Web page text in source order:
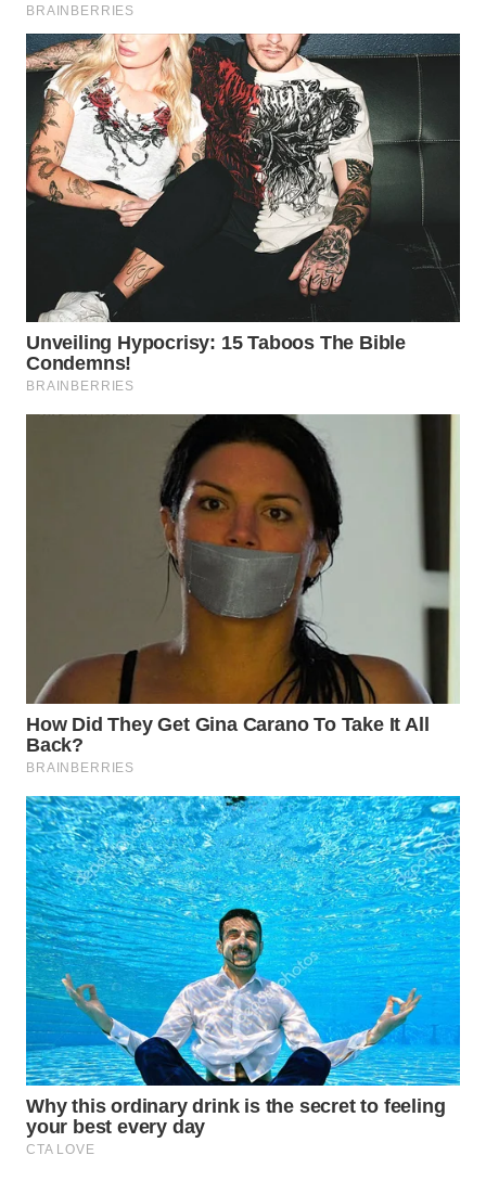
WN
CIANJUR
WN
KEPULAUAN
SERIBU
TANGERANG
WN
BINJAI
WN
MAJALENGKA
WN
SUBANG
WN
SUKABUMI
WN
PURWAKARTA
WN
PRIANGAN
TIMUR
WN
SEMARANG